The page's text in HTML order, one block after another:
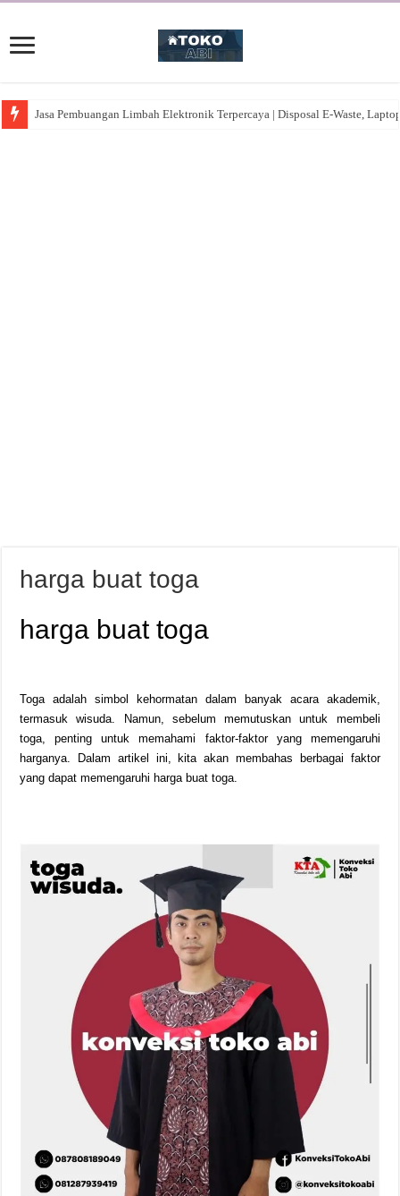
Jasa Pembuangan Limbah Elektronik Terpercaya | Disposal E-Waste,
harga buat toga
harga buat toga
Toga adalah simbol kehormatan dalam banyak acara akademik,
termasuk wisuda. Namun, sebelum memutuskan untuk membeli
toga, penting untuk memahami faktor-faktor yang memengaruhi
harganya. Dalam artikel ini, kita akan membahas berbagai faktor
yang dapat memengaruhi harga buat toga.